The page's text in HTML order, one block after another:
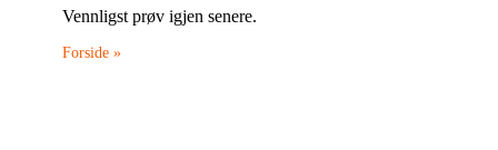
Vennligst prøv igjen senere.
Forside »